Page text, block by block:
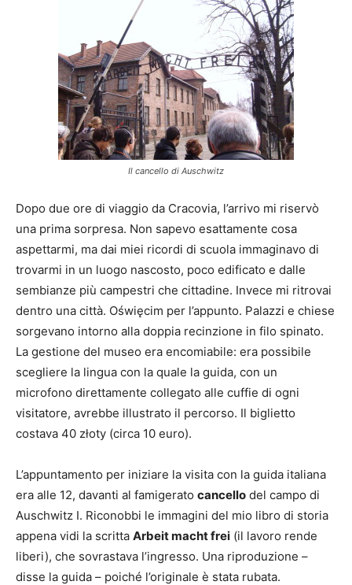
Il cancello di Auschwitz
Dopo due ore di viaggio da Cracovia, l’arrivo mi riservò
una prima sorpresa. Non sapevo esattamente cosa
aspettarmi, ma dai miei ricordi di scuola immaginavo di
trovarmi in un luogo nascosto, poco edificato e dalle
sembianze più campestri che cittadine. Invece mi ritrovai
dentro una città. Oświęcim per l’appunto. Palazzi e chiese
sorgevano intorno alla doppia recinzione in filo spinato.
La gestione del museo era encomiabile: era possibile
scegliere la lingua con la quale la guida, con un
microfono direttamente collegato alle cuffie di ogni
visitatore, avrebbe illustrato il percorso. Il biglietto
costava 40 złoty (circa 10 euro).
L’appuntamento per iniziare la visita con la guida italiana
era alle 12, davanti al famigerato cancello del campo di
Auschwitz I. Riconobbi le immagini del mio libro di storia
appena vidi la scritta Arbeit macht frei (il lavoro rende
liberi), che sovrastava l’ingresso. Una riproduzione –
disse la guida – poiché l’originale è stata rubata.